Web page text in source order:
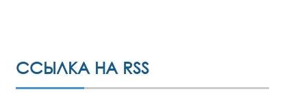
ССЫЛКА НА RSS